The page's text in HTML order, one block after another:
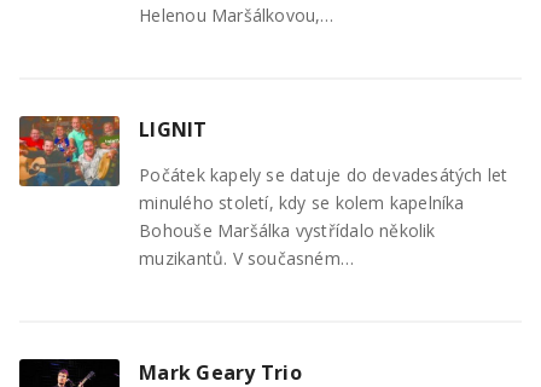
Helenou Maršálkovou,…
LIGNIT
Počátek kapely se datuje do devadesátých let
minulého století, kdy se kolem kapelníka
Bohouše Maršálka vystřídalo několik
muzikantů. V současném…
Mark Geary Trio